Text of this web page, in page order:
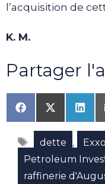
l’acquisition de
K. M.
Partager
Share
on
Facebook
Share
on
X
(Twitter)
on
Étiquettes
dette ,
Petroleum
raffinerie